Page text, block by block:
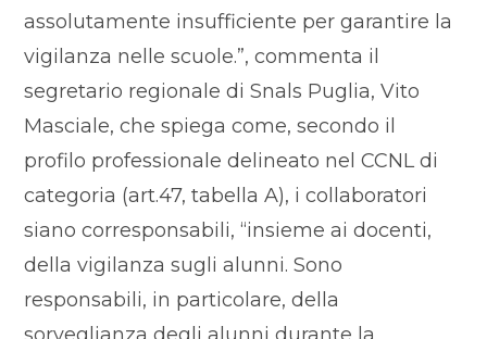
assolutamente insufficiente per garantire la
vigilanza nelle scuole.”, commenta il
segretario regionale di Snals Puglia, Vito
Masciale, che spiega come, secondo il
profilo professionale delineato nel CCNL di
categoria (art.47, tabella A), i collaboratori
siano corresponsabili, “insieme ai docenti,
della vigilanza sugli alunni. Sono
responsabili, in particolare, della